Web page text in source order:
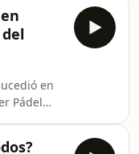
en
Pádel